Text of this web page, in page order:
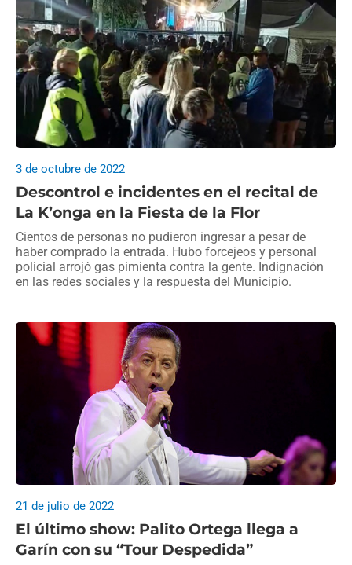
Descontrol e incidentes en el recital de
La K’onga en la Fiesta de la Flor
3 de octubre de 2022
Cientos de personas no pudieron ingresar a pesar de
haber comprado la entrada. Hubo forcejeos y personal
policial arrojó gas pimienta contra la gente. Indignación
en las redes sociales y la respuesta del Municipio.
El último show: Palito Ortega llega a
Garín con su “Tour Despedida”
21 de julio de 2022